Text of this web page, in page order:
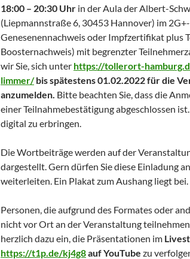
18:00 – 20:30 Uhr in der Aula der Albert-
(Liepmannstraße 6, 30453 Hannover) im
Genesenennachweis oder Impfzertifikat plus
Boosternachweis) mit begrenzter
wir Sie, sich unter https://tollerort-
limmer/bis spätestens 01.02.2022 für die
anzumelden. Bitte beachten Sie, dass die
einer Teilnahmebestätigung abgeschlossen
digital zu erbringen.
Die Wortbeiträge werden auf der
dargestellt. Gern dürfen Sie diese Einladung
weiterleiten. Ein Plakat zum Aushang liegt bei.
Personen, die aufgrund des Formates oder
nicht vor Ort an der Veranstaltung
herzlich dazu ein, die Präsentationen im
https://t1p.de/kj4g8auf YouTube zu